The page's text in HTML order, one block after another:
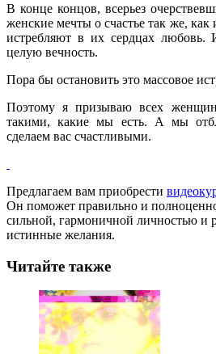
В конце концов, всерьез
женские мечты о счастье так же,
истребляют в их сердцах любовь.
целую вечность.
Пора бы остановить это массовое
Поэтому я призываю всех
такими, какие мы есть. А мы
сделаем вас счастливыми.
Предлагаем вам приобрести
Он поможет правильно и
сильной, гармоничной личностью и
истинные желания.
Читайте также